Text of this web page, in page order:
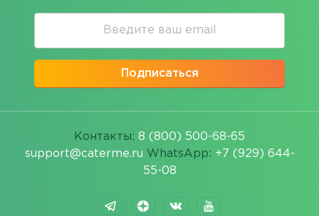
Подписаться
Контакты: 8 (800) 500-68-65
support@caterme.ru WhatsApp: +7 (929) 644-
55-08